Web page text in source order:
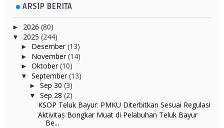
ARSIP BERITA
► 2026 (80)
▼ 2025 (244)
► Desember(13)
► November(14)
► Oktober(10)
▼ September(13)
► Sep 30 (3)
▼ Sep 28 (2)
KSOP Teluk Bayur: PMKU Diterbitkan Sesuai Regulasi
Aktivitas Bongkar Muat di Pelabuhan Teluk Bayur
Be...